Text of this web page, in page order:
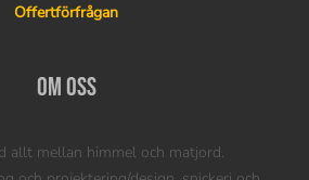
Offertförfrågan
Om oss
allt mellan himmel och matjord.